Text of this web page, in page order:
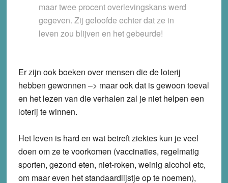
maar twee procent overlevingskans werd
gegeven. Zij geloofde echter dat ze in
leven zou blijven en het gebeurde!
Er zijn ook boeken over mensen die de loterij
hebben gewonnen –> maar ook dat is gewoon toeval
en het lezen van die verhalen zal je niet helpen een
loterij te winnen.
Het leven is hard en wat betreft ziektes kun je veel
doen om ze te voorkomen (vaccinaties, regelmatig
sporten, gezond eten, niet-roken, weinig alcohol etc,
om maar even het standaardlijstje op te noemen),